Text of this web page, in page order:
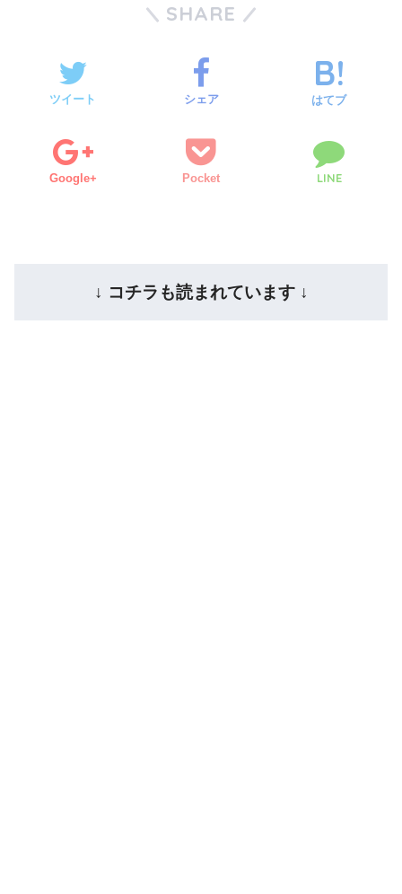
SHARE
ツイート シェア はてブ
Google+ Pocket LINE
↓ コチラも読まれています ↓